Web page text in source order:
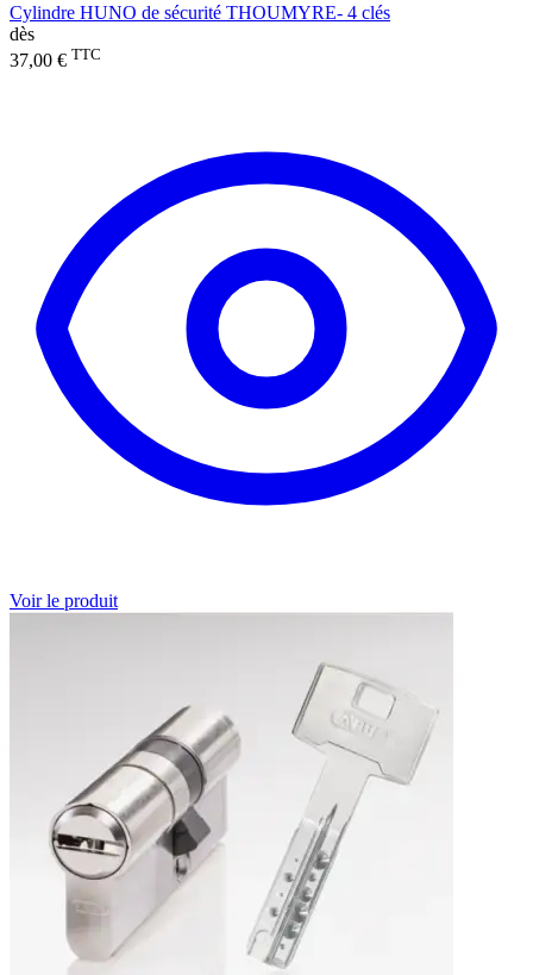
Cylindre HUNO de sécurité THOUMYRE- 4 clés
dès
37,00 € TTC
Voir le produit